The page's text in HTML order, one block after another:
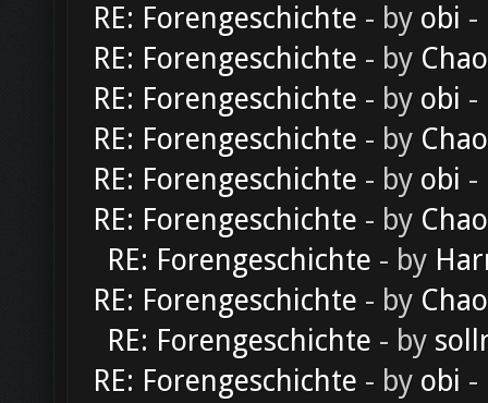
RE: Forengeschichte - by obi -
RE: Forengeschichte - by
RE: Forengeschichte - by obi -
RE: Forengeschichte - by
RE: Forengeschichte - by obi -
RE: Forengeschichte - by
RE: Forengeschichte - by
RE: Forengeschichte - by
RE: Forengeschichte - by
RE: Forengeschichte - by obi -